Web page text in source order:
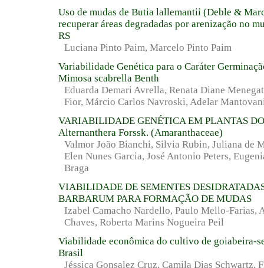
Uso de mudas de Butia lallemantii (Deble &
recuperar áreas degradadas por arenização no
RS
Luciana Pinto Paim, Marcelo Pinto Paim
Variabilidade Genética para o Caráter
Mimosa scabrella Benth
Eduarda Demari Avrella, Renata Diane
Fior, Márcio Carlos Navroski, Adelar
VARIABILIDADE GENÉTICA EM PLANTAS
Alternanthera Forssk. (Amaranthaceae)
Valmor João Bianchi, Silvia Rubin, Juliana de
Elen Nunes Garcia, José Antonio Peters,
Braga
VIABILIDADE DE SEMENTES
BARBARUM PARA FORMAÇÃO DE MUDAS
Izabel Camacho Nardello, Paulo Mello-Farias,
Chaves, Roberta Marins Nogueira Peil
Viabilidade econômica do cultivo de goiabeira-
Brasil
Jéssica Gonsalez Cruz, Camila Dias Schwartz,